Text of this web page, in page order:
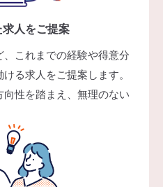
人をご提案
これまでの経験や得意分
る求人をご提案します。
性を踏まえ、無理のない